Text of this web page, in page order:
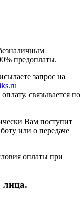
предоплаты.
запрос на
связывается по
Вам поступит
или о передаче
оплаты при
лица.